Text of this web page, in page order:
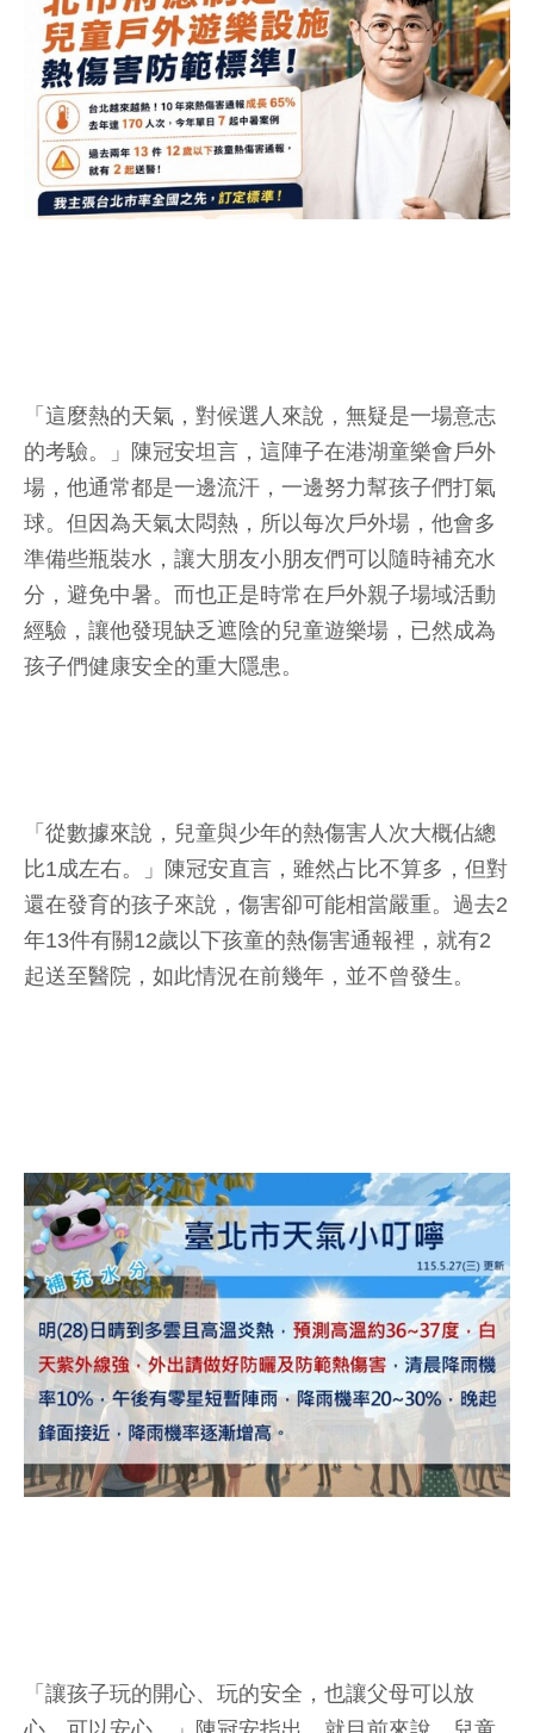
「這麼熱的天氣，對候選人來說，無疑是一場意志
的考驗。」陳冠安坦言，這陣子在港湖童樂會戶外
場，他通常都是一邊流汗，一邊努力幫孩子們打氣
球。但因為天氣太悶熱，所以每次戶外場，他會多
準備些瓶裝水，讓大朋友小朋友們可以隨時補充水
分，避免中暑。而也正是時常在戶外親子場域活動
經驗，讓他發現缺乏遮陰的兒童遊樂場，已然成為
孩子們健康安全的重大隱患。
「從數據來說，兒童與少年的熱傷害人次大概佔總
比1成左右。」陳冠安直言，雖然占比不算多，但對
還在發育的孩子來說，傷害卻可能相當嚴重。過去2
年13件有關12歲以下孩童的熱傷害通報裡，就有2
起送至醫院，如此情況在前幾年，並不曾發生。
「讓孩子玩的開心、玩的安全，也讓父母可以放